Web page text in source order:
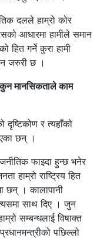
दलले हाम्रो कोर
आधारमा हामीले समान
गर्ने कुरा हामी
जरुरी छ ।
कुन मानसिकताले काम
दृष्टिकोण र त्यहाँको
छन् ।
फाइदा हुन्छ भनेर
हाम्रो राष्ट्रिय हित
छन् । कालापानी
साथ दिए । जुन
सम्बन्धलाई विषाक्त
पछिल्लो